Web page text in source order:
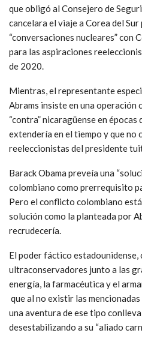
que obligó al Consejero de
cancelara el viaje a Corea del
“conversaciones nucleares” con
para las aspiraciones
de 2020.
Mientras, el representante
Abrams insiste en una operación
“contra” nicaragüense en épocas
extendería en el tiempo y que no
reeleccionistas del presidente
Barack Obama preveía una
colombiano como prerrequisito
Pero el conflicto colombiano
solución como la planteada por
recrudecería.
El poder fáctico
ultraconservadores junto a las
energía, la farmacéutica y el
que al no existir las
una aventura de ese tipo
desestabilizando a su “aliado